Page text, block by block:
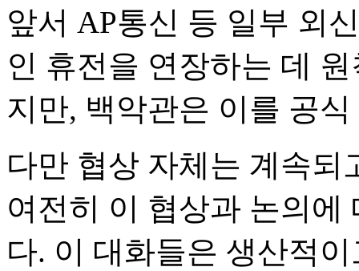
앞서 AP통신 등 일부 외
인 휴전을 연장하는 데
지만, 백악관은 이를 공
다만 협상 자체는 계속
여전히 이 협상과 논의에
다. 이 대화들은 생산적